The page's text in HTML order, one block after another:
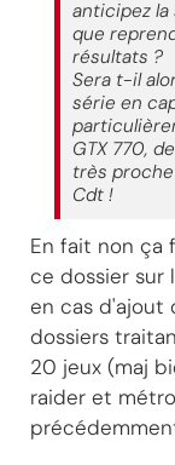
anticipez la
que
résultats ?
Sera t-il
série en
GTX 770,
très
Cdt !
En fait non ça
ce dossier sur
en cas d'ajout
dossiers
20 jeux (maj
raider et